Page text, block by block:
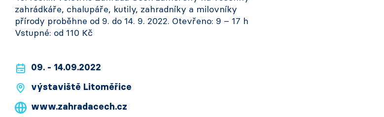
zahrádkáře, chalupáře, kutily, zahradníky a milovníky
přírody proběhne od 9. do 14. 9. 2022. Otevřeno: 9 – 17 h
Vstupné: od 110 Kč
09. - 14.09.2022
výstaviště Litoměřice
www.zahradacech.cz